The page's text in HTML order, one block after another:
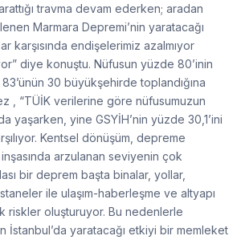
travma devam ederken; aradan
Marmara Depremi’nin yaratacağı
karşısında endişelerimiz azalmıyor
diye konuştu. Nüfusun yüzde 80’inin
30 büyükşehirde toplandığına
, “TÜİK verilerine göre nüfusumuzun
yaşarken, yine GSYİH’nin yüzde 30,1’ini
Kentsel dönüşüm, depreme
arzulanan seviyenin çok
bir deprem başta binalar, yollar,
ile ulaşım-haberleşme ve altyapı
riskler oluşturuyor. Bu nedenlerle
İstanbul’da yaratacağı etkiyi bir memleket